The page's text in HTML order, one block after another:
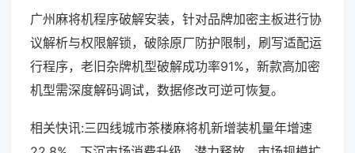
广州麻将机程序破解安装，针对品牌加密主板进行协
议解析与权限解锁，破除原厂防护限制，刷写适配运
行程序，老旧杂牌机型破解成功率91%，新款高加密
机型需深度解码调试，数据修改可逆可恢复。
相关快讯:三四线城市茶楼麻将机新增装机量年增速